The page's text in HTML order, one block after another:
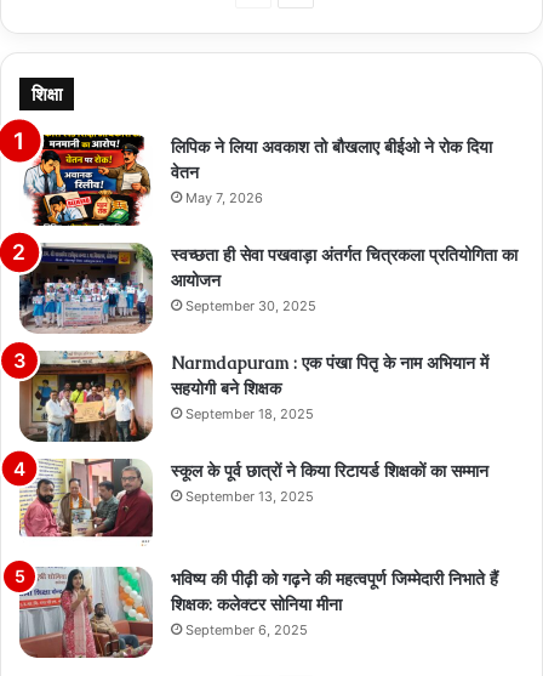
शिक्षा
लिपिक ने लिया अवकाश तो बौखलाए बीईओ ने रोक दिया
वेतन
May 7, 2026
स्वच्छता ही सेवा पखवाड़ा अंतर्गत चित्रकला प्रतियोगिता का
आयोजन
September 30, 2025
Narmdapuram : एक पंखा पितृ के नाम अभियान में
सहयोगी बने शिक्षक
September 18, 2025
स्कूल के पूर्व छात्रों ने किया रिटायर्ड शिक्षकों का सम्मान
September 13, 2025
भविष्य की पीढ़ी को गढ़ने की महत्वपूर्ण जिम्मेदारी निभाते हैं
शिक्षक: कलेक्टर सोनिया मीना
September 6, 2025